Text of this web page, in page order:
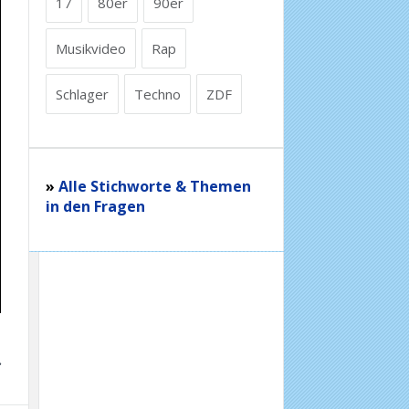
Musikvideo Rap
Schlager Techno ZDF
» Alle Stichworte & Themen
in den Fragen